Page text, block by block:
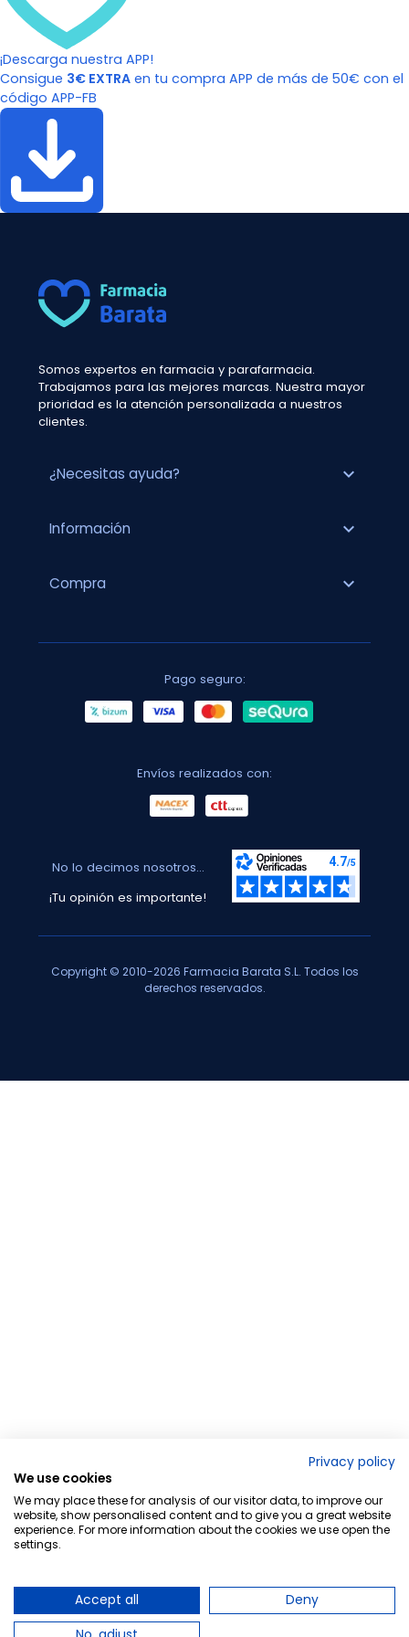
¡Descarga nuestra APP!
Consigue 3€ EXTRA en tu compra APP de más de 50€ con el
código APP-FB
Somos expertos en farmacia y parafarmacia.
Trabajamos para las mejores marcas. Nuestra mayor
prioridad es la atención personalizada a nuestros
clientes.
¿Necesitas ayuda? expand_more
Información expand_more
Compra expand_more
Pago seguro:
Envíos realizados con:
No lo decimos nosotros...
¡Tu opinión es importante!
Copyright © 2010-2026 Farmacia Barata S.L. Todos los
derechos reservados.
Privacy policy
We use cookies
We may place these for analysis of our visitor data, to improve our
website, show personalised content and to give you a great website
experience. For more information about the cookies we use open the
settings.
Accept all
Deny